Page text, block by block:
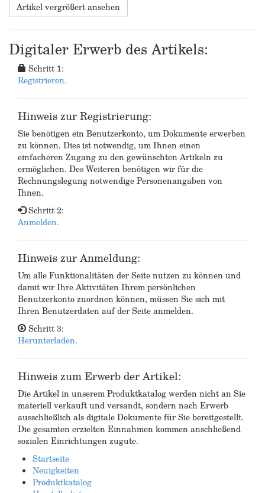
Artikel vergrößert ansehen
Digitaler Erwerb des Artikels:
Schritt 1:
Registrieren.
Hinweis zur Registrierung:
Sie benötigen ein Benutzerkonto, um Dokumente erwerben
zu können. Dies ist notwendig, um Ihnen einen
einfacheren Zugang zu den gewünschten Artikeln zu
ermöglichen. Des Weiteren benötigen wir für die
Rechnungslegung notwendige Personenangaben von
Ihnen.
Schritt 2:
Anmelden.
Hinweis zur Anmeldung:
Um alle Funktionalitäten der Seite nutzen zu können und
damit wir Ihre Aktivitäten Ihrem persönlichen
Benutzerkonto zuordnen können, müssen Sie sich mit
Ihren Benutzerdaten auf der Seite anmelden.
Schritt 3:
Herunterladen.
Hinweis zum Erwerb der Artikel:
Die Artikel in unserem Produktkatalog werden nicht an Sie
materiell verkauft und versandt, sondern nach Erwerb
ausschließlich als digitale Dokumente für Sie bereitgestellt.
Die gesamten erzielten Einnahmen kommen anschließend
sozialen Einrichtungen zugute.
Startseite
Neuigkeiten
Produktkatalog